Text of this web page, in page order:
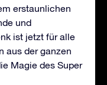
erstaunlichen
und
ist jetzt für alle
aus der ganzen
Magie des Super